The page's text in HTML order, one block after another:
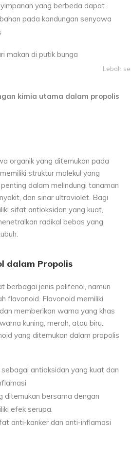
yang berbeda dapat
pada kandungan senyawa
Lebah
kimia utama dalam propolis
organik yang ditemukan pada
struktur molekul yang
dalam melindungi tanaman
dan sinar ultraviolet. Bagi
sifat antioksidan yang kuat,
radikal bebas yang
dalam Propolis
berbagai jenis polifenol, namun
flavonoid. Flavonoid memiliki
memberikan warna yang khas
kuning, merah, atau biru.
yang ditemukan dalam propolis
sebagai antioksidan yang kuat dan
ditemukan bersama dengan
efek serupa.
anti-kanker dan anti-inflamasi